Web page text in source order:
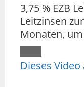
3,75 % EZB
Leitzinsen
Monaten,
Dieses